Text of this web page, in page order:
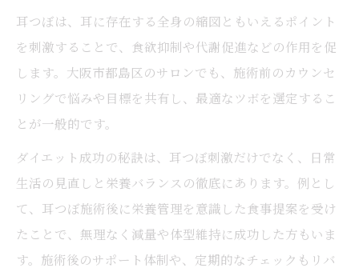
ット
耳つぼジュエリーが人気の理由と魅力とは
耳つぼジュエリーで日常におしゃれと効果
を
耳つぼジュエリーで楽しく続けるダイエッ
ト術
耳つぼジュエリーの選び方と活用ポイント
大阪市都島区で耳つぼ施術が人気の背景
大阪市都島区で耳つぼが選ばれる理由を解
説
耳つぼは、耳に存在する全身の縮図ともいえるポイント
を刺激することで、食欲抑制や代謝促進などの作用を促
します。大阪市都島区のサロンでも、施術前のカウンセ
リングで悩みや目標を共有し、最適なツボを選定するこ
とが一般的です。
ダイエット成功の秘訣は、耳つぼ刺激だけでなく、日常
生活の見直しと栄養バランスの徹底にあります。例とし
て、耳つぼ施術後に栄養管理を意識した食事提案を受け
たことで、無理なく減量や体型維持に成功した方もいま
す。施術後のサポート体制や、定期的なチェックもリバ